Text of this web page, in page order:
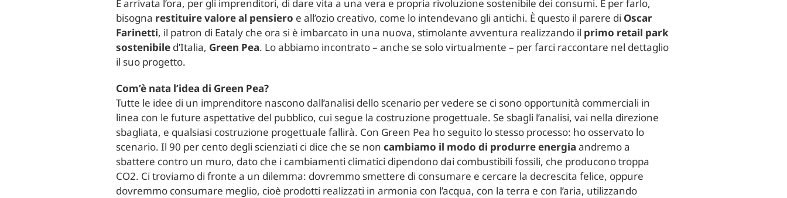
È arrivata l’ora, per gli imprenditori, di dare vita a una vera e propria rivoluzione sostenibile dei consumi. E per farlo,
bisogna restituire valore al pensiero e all’ozio creativo, come lo intendevano gli antichi. È questo il parere di Oscar
Farinetti, il patron di Eataly che ora si è imbarcato in una nuova, stimolante avventura realizzando il primo retail park
sostenibile d’Italia, Green Pea. Lo abbiamo incontrato – anche se solo virtualmente – per farci raccontare nel dettaglio
il suo progetto.
Com’è nata l’idea di Green Pea?
Tutte le idee di un imprenditore nascono dall’analisi dello scenario per vedere se ci sono opportunità commerciali in
linea con le future aspettative del pubblico, cui segue la costruzione progettuale. Se sbagli l’analisi, vai nella direzione
sbagliata, e qualsiasi costruzione progettuale fallirà. Con Green Pea ho seguito lo stesso processo: ho osservato lo
scenario. Il 90 per cento degli scienziati ci dice che se noncambiamo il modo di produrre energia andremo a
sbattere contro un muro, dato che i cambiamenti climatici dipendono dai combustibili fossili, che producono troppa
CO2. Ci troviamo di fronte a un dilemma: dovremmo smettere di consumare e cercare la decrescita felice, oppure
dovremmo consumare meglio, cioè prodotti realizzati in armonia con l’acqua, con la terra e con l’aria, utilizzando